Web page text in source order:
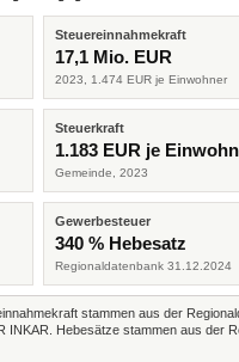
Steuereinnahmekraft
17,1 Mio. EUR
2023, 1.474 EUR je Einwohner
Steuerkraft
1.183 EUR je
Gemeinde, 2023
Gewerbesteuer
340 % Hebesatz
Regionaldatenbank 31.12.2024
stammen aus der
Hebesätze stammen aus der